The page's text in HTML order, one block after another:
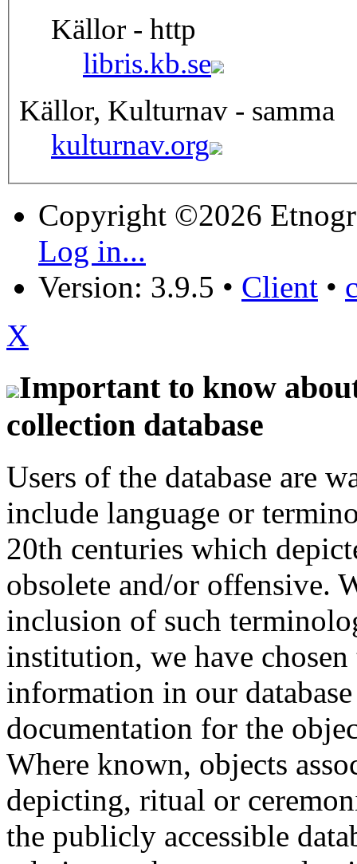
Källor - http
libris.kb.se
Källor, Kulturnav - samma
kulturnav.org
Copyright ©2026
Log in...
Version: 3.9.5 • Client •
X
Important to know
collection database
Users of the database are
include language or
20th centuries which
obsolete and/or offensive.
inclusion of such
institution, we have
information in our
documentation for the
Where known, objects
depicting, ritual or
the publicly accessible